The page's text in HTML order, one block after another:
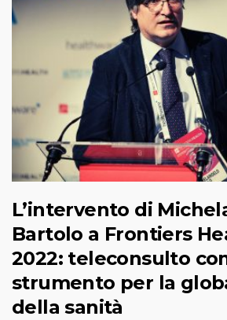
L’intervento di
Bartolo a Frontiers
2022: teleconsulto
strumento per la
della sanità